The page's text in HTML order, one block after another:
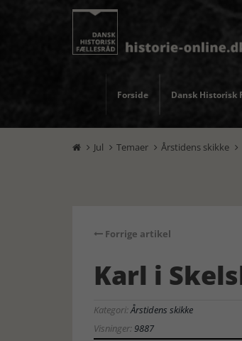
Forside Dansk Historisk
 Jul  Temaer  Årstidens skikke 
Forrige artikel
Karl i
Kategori:Årstidens skikke
Visninger:9887